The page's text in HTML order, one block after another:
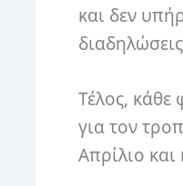
και δεν
Τέλος, κάθε
για τον
Απρίλιο